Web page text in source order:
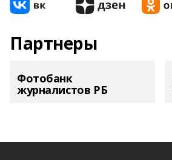
Партнеры
Фотобанк
журналистов РБ